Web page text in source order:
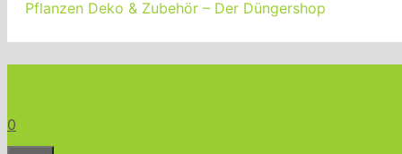
Pflanzen Deko & Zubehör – Der Düngershop
0